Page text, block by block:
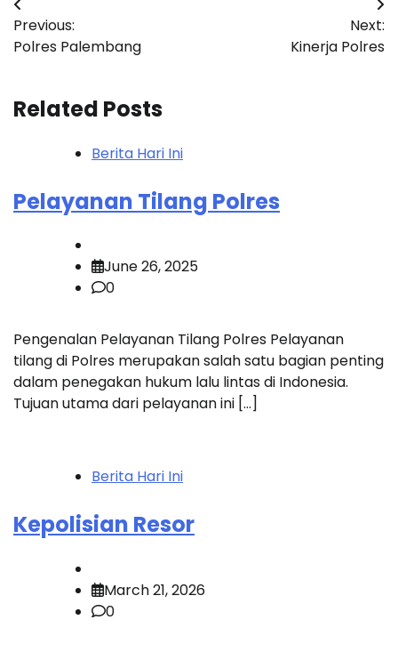
Post
navigation
Previous:
Polres Palembang
Next:
Kinerja Polres
Related Posts
Berita Hari Ini
Pelayanan Tilang Polres
June 26, 2025
0
Pengenalan Pelayanan Tilang Polres Pelayanan
tilang di Polres merupakan salah satu bagian penting
dalam penegakan hukum lalu lintas di Indonesia.
Tujuan utama dari pelayanan ini […]
Berita Hari Ini
Kepolisian Resor
March 21, 2026
0